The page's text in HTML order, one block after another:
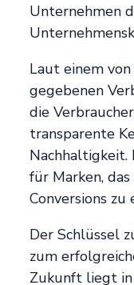
Unternehmen
Laut einem
gegebenen
die
transparente
Nachhaltigkeit.
für Marken,
Conversions zu
Der Schlüssel
zum
Zukunft liegt